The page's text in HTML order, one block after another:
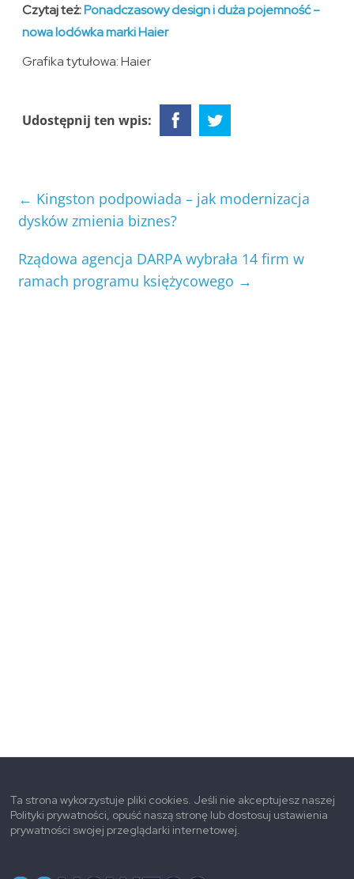
Czytaj też:Ponadczasowy design i duża pojemność –
nowa lodówka marki Haier
Grafika tytułowa: Haier
Udostępnij ten wpis:
← Kingston podpowiada – jak modernizacja
dysków zmienia biznes?
Rządowa agencja DARPA wybrała 14 firm w
ramach programu księżycowego →
Ta strona wykorzystuje pliki cookies. Jeśli nie akceptujesz naszej
Polityki prywatności, opuść naszą stronę lub dostosuj ustawienia
prywatności swojej przeglądarki internetowej.